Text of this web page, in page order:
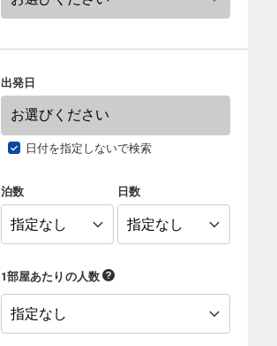
出発日
日付を指定しないで検索
泊数 日数
1部屋あたりの人数